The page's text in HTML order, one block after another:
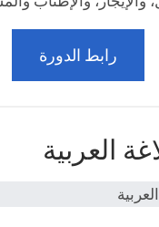
رابط الدورة
العربية